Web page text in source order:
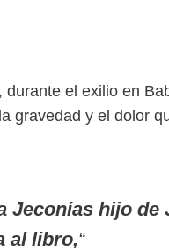
el exilio en
gravedad y el dolor
Jeconías hijo de
al libro,“